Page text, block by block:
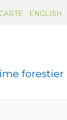
CARTE ENGLISH
forestier